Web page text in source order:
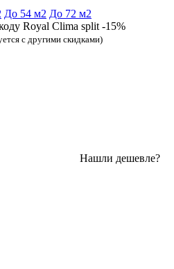
До 54 м2 До 72 м2
Royal Clima split -15%
с другими скидками)
Нашли дешевле?